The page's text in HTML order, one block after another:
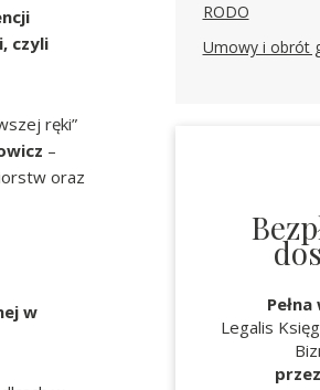
czyli
ręki”
–
oraz
w
RODO
Umowy i obrót
Legalis